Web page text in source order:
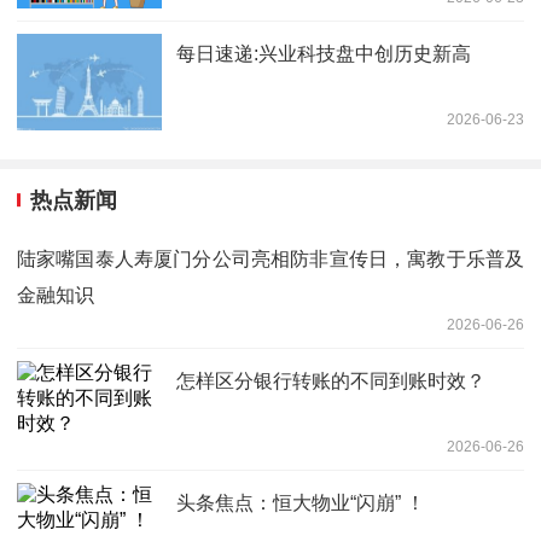
每日速递:兴业科技盘中创历史新高
2026-06-23
热点新闻
陆家嘴国泰人寿厦门分公司亮相防非宣传日，寓教于乐普及
金融知识
2026-06-26
怎样区分银行转账的不同到账时效？
2026-06-26
头条焦点：恒大物业“闪崩” ！